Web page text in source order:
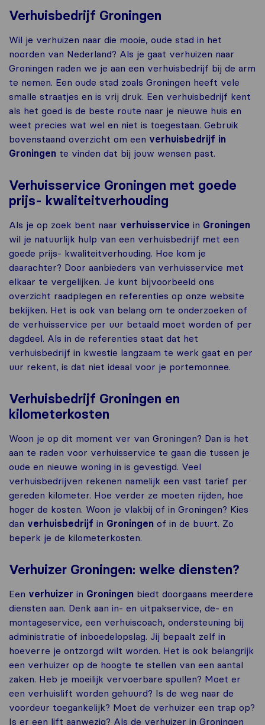
Verhuisbedrijf Groningen
Wil je verhuizen naar die mooie, oude stad in het
noorden van Nederland? Als je gaat verhuizen naar
Groningen raden we je aan een verhuisbedrijf bij de arm
te nemen. Een oude stad zoals Groningen heeft vele
smalle straatjes en is vrij druk. Een verhuisbedrijf kent
als het goed is de beste route naar je nieuwe huis en
weet precies wat wel en niet is toegestaan. Gebruik
bovenstaand overzicht om een verhuisbedrijf in
Groningen te vinden dat bij jouw wensen past.
Verhuisservice Groningen met goede
prijs- kwaliteitverhouding
Als je op zoek bent naar verhuisservice in Groningen
wil je natuurlijk hulp van een verhuisbedrijf met een
goede prijs- kwaliteitverhouding. Hoe kom je
daarachter? Door aanbieders van verhuisservice met
elkaar te vergelijken. Je kunt bijvoorbeeld ons
overzicht raadplegen en referenties op onze website
bekijken. Het is ook van belang om te onderzoeken of
de verhuisservice per uur betaald moet worden of per
dagdeel. Als in de referenties staat dat het
verhuisbedrijf in kwestie langzaam te werk gaat en per
uur rekent, is dat niet ideaal voor je portemonnee.
Verhuisbedrijf Groningen en
kilometerkosten
Woon je op dit moment ver van Groningen? Dan is het
aan te raden voor verhuisservice te gaan die tussen je
oude en nieuwe woning in is gevestigd. Veel
verhuisbedrijven rekenen namelijk een vast tarief per
gereden kilometer. Hoe verder ze moeten rijden, hoe
hoger de kosten. Woon je vlakbij of in Groningen? Kies
dan verhuisbedrijf in Groningen of in de buurt. Zo
beperk je de kilometerkosten.
Verhuizer Groningen: welke diensten?
Een verhuizer in Groningen biedt doorgaans meerdere
diensten aan. Denk aan in- en uitpakservice, de- en
montageservice, een verhuiscoach, ondersteuning bij
administratie of inboedelopslag. Jij bepaalt zelf in
hoeverre je ontzorgd wilt worden. Het is ook belangrijk
een verhuizer op de hoogte te stellen van een aantal
zaken. Heb je moeilijk vervoerbare spullen? Moet er
een verhuislift worden gehuurd? Is de weg naar de
voordeur toegankelijk? Moet de verhuizer een trap op?
Is er een lift aanwezig? Als de verhuizer in Groningen